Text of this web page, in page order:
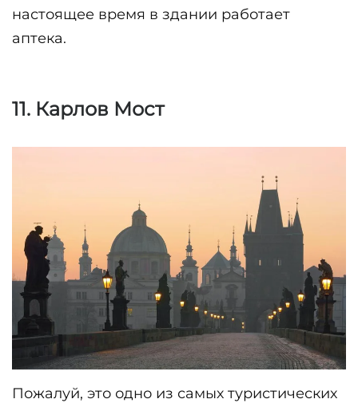
настоящее время в здании работает
аптека.
11. Карлов Мост
Пожалуй, это одно из самых туристических